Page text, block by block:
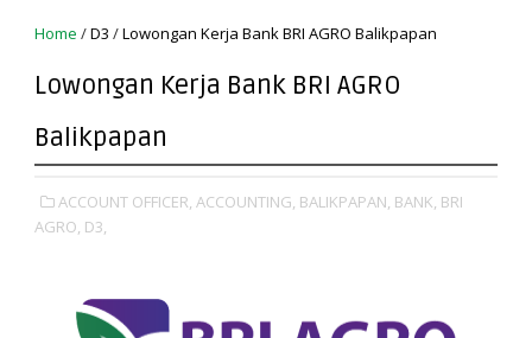
Home /D3 /Lowongan Kerja Bank BRI AGRO Balikpapan
Lowongan Kerja Bank BRI AGRO
Balikpapan
ACCOUNT OFFICER, ACCOUNTING, BALIKPAPAN, BANK, BRI
AGRO, D3,